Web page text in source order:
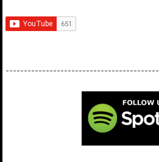
------------------------------------------